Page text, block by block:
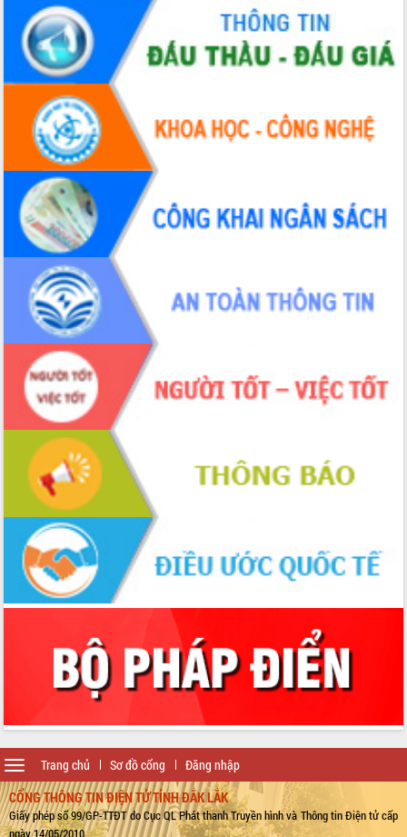
Trang chủ Sơ đồ cổng Đăng nhập
Toggle
navigation
CỔNG THÔNG TIN ĐIỆN TỬ TỈNH ĐẮK LẮK
Giấy phép số 99/GP-TTĐT do Cục QL Phát thanh Truyền hình và Thông tin Điện tử cấp
ngày 14/05/2010